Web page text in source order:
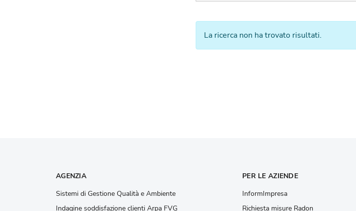
La ricerca non ha trovato risultati.
AGENZIA
Sistemi di Gestione Qualità e Ambiente
Indagine soddisfazione clienti Arpa FVG
PER LE AZIENDE
InformImpresa
Richiesta misure Radon